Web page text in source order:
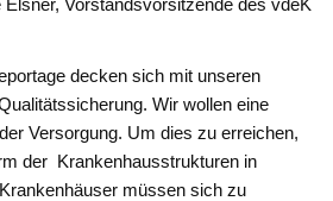
Vorstandsvorsitzende des vdeK
decken sich mit unseren
Wir wollen eine
Versorgung. Um dies zu erreichen,
der Krankenhausstrukturen in
müssen sich zu